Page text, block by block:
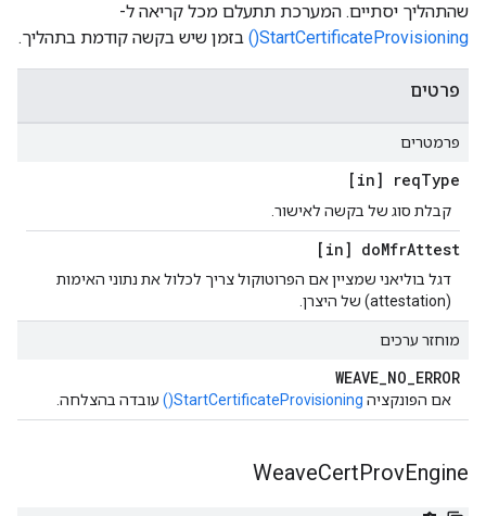
שהתהליך יסתיים. המערכת תתעלם מכל קריאה ל-
StartCertificateProvisioning()
בזמן שיש בקשה קודמת בתהליך.
פרטים
פרמטרים
[in] reqType
קבלת סוג של בקשה לאישור.
[in] doMfrAttest
דגל בוליאני שמציין אם הפרוטוקול צריך לכלול את נתוני האימות
(attestation) של היצרן.
מוחזר ערכים
WEAVE_NO_ERROR
אם הפונקציה StartCertificateProvisioning() עובדה בהצלחה.
WeaveCertProvEngine